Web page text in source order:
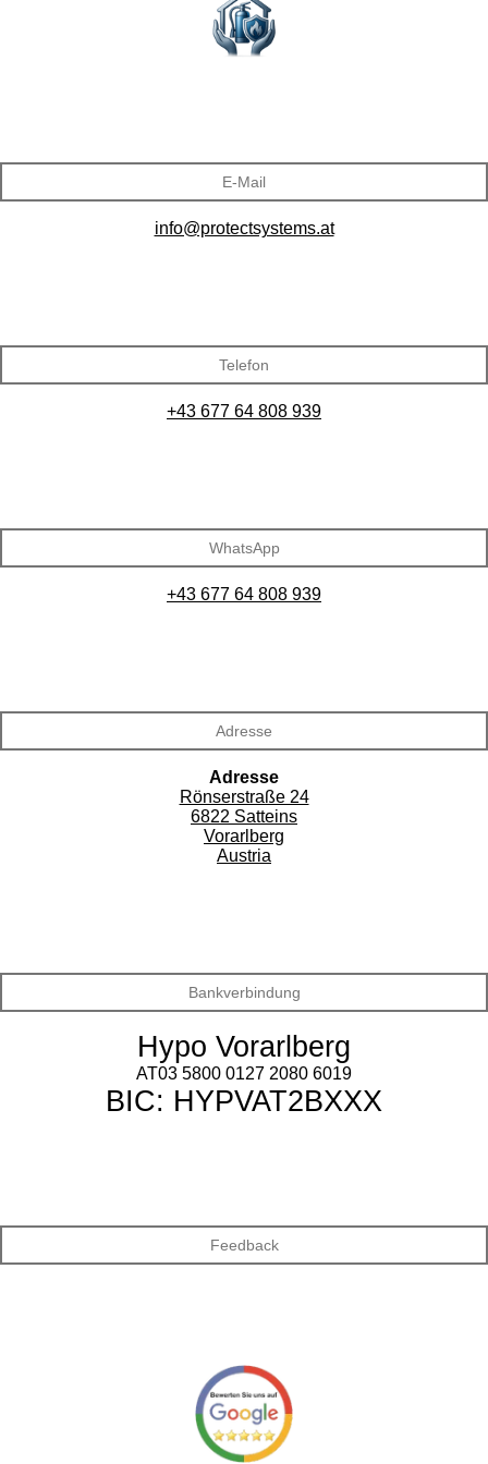
E-Mail
info@protectsystems.at
Telefon
+43 677 64 808 939
WhatsApp
+43 677 64 808 939
Adresse
Adresse
Rönserstraße 24
6822 Satteins
Vorarlberg
Austria
Bankverbindung
Hypo Vorarlberg
AT03 5800 0127 2080 6019
BIC: HYPVAT2BXXX
Feedback
a
c
e
b